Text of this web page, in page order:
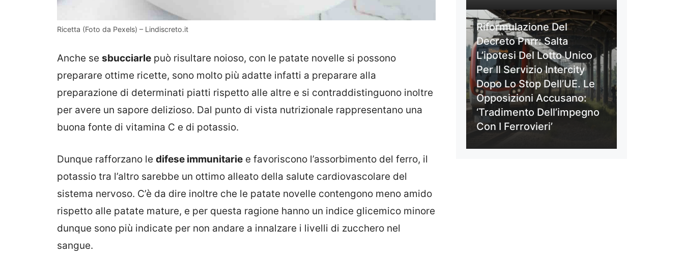
Ricetta (Foto da Pexels) – Lindiscreto.it
Anche se sbucciarle può risultare noioso, con le patate novelle si possono
preparare ottime ricette, sono molto più adatte infatti a preparare alla
preparazione di determinati piatti rispetto alle altre e si contraddistinguono inoltre
per avere un sapore delizioso. Dal punto di vista nutrizionale rappresentano una
buona fonte di vitamina C e di potassio.
Dunque rafforzano le difese immunitarie e favoriscono l’assorbimento del ferro, il
potassio tra l’altro sarebbe un ottimo alleato della salute cardiovascolare del
sistema nervoso. C’è da dire inoltre che le patate novelle contengono meno amido
rispetto alle patate mature, e per questa ragione hanno un indice glicemico minore
dunque sono più indicate per non andare a innalzare i livelli di zucchero nel
sangue.
Riformulazione Del
Decreto Pnrr: Salta
L’ipotesi Del Lotto Unico
Per Il Servizio Intercity
Dopo Lo Stop Dell’UE. Le
Opposizioni Accusano:
‘Tradimento Dell’impegno
Con I Ferrovieri’